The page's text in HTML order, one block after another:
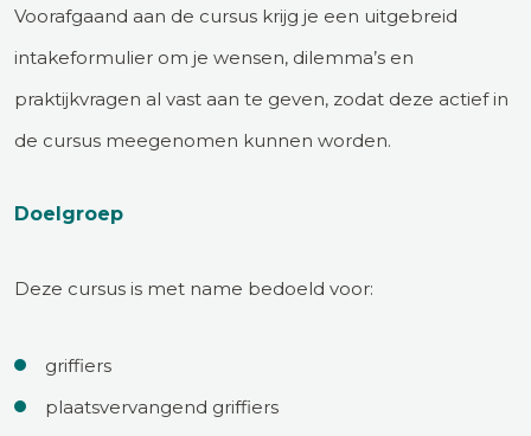
Voorafgaand aan de cursus krijg je een uitgebreid
intakeformulier om je wensen, dilemma’s en
praktijkvragen al vast aan te geven, zodat deze actief in
de cursus meegenomen kunnen worden.
Doelgroep
Deze cursus is met name bedoeld voor:
griffiers
plaatsvervangend griffiers